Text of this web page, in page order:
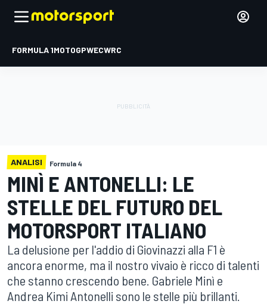
FORMULA 1MOTOGPWECWRC
ANALISI Formula 4
MINÌ E ANTONELLI: LE
STELLE DEL FUTURO DEL
MOTORSPORT ITALIANO
La delusione per l'addio di Giovinazzi alla F1 è
ancora enorme, ma il nostro vivaio è ricco di talenti
che stanno crescendo bene. Gabriele Minì e
Andrea Kimi Antonelli sono le stelle più brillanti.